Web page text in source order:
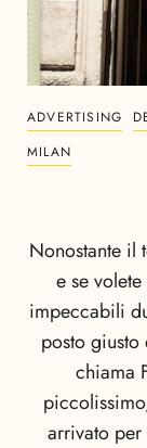
ADVERTISING
MILAN
Nonostante il
e se
impeccabili
posto
chiama
arrivato